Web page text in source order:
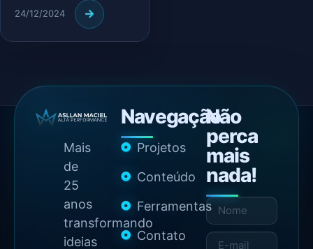
24/12/2024
Mais
de
25
anos
transformando
ideias
Navegação
Projetos
Conteúdo
Ferramentas
Contato
Não
perca
mais
nada!